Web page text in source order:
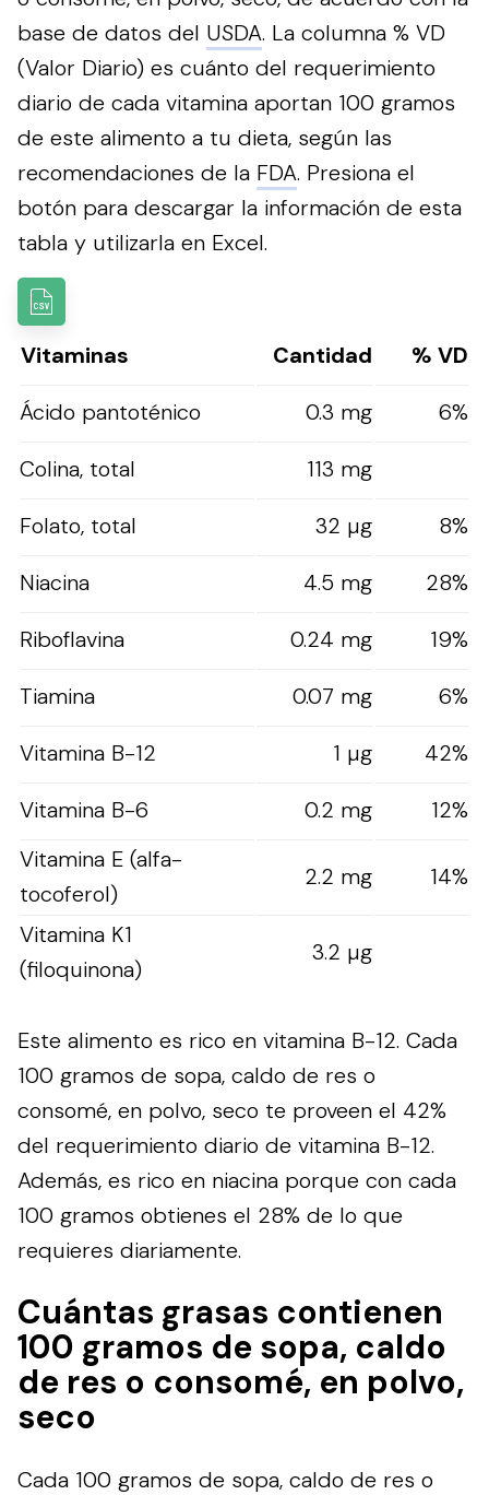
base de datos del USDA. La columna % VD
(Valor Diario) es cuánto del requerimiento
diario de cada vitamina aportan 100 gramos
de este alimento a tu dieta, según las
recomendaciones de la FDA. Presiona el
botón para descargar la información de esta
tabla y utilizarla en Excel.
Vitaminas Cantidad
% VD
Ácido pantoténico
0.3 mg
6%
Colina, total
113 mg
Folato, total
32 µg
8%
Niacina
4.5 mg
28%
Riboflavina
0.24 mg
19%
Tiamina
0.07 mg
6%
Vitamina B-12
1 µg
42%
Vitamina B-6
0.2 mg
12%
Vitamina E (alfa-
tocoferol)
2.2 mg 14%
Vitamina K1
(filoquinona)
3.2 µg
Este alimento es rico en vitamina B-12. Cada
100 gramos de sopa, caldo de res o
consomé, en polvo, seco te proveen el 42%
del requerimiento diario de vitamina B-12.
Además, es rico en niacina porque con cada
100 gramos obtienes el 28% de lo que
requieres diariamente.
Cuántas grasas contienen
100 gramos de sopa, caldo
de res o consomé, en polvo,
seco
Cada 100 gramos de sopa, caldo de res o